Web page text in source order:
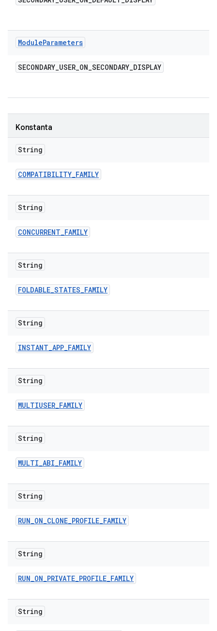
ModuleParameters
SECONDARY_USER_ON_SECONDARY_DISPLAY
Konstanta
String
COMPATIBILITY_FAMILY
String
CONCURRENT_FAMILY
String
FOLDABLE_STATES_FAMILY
String
INSTANT_APP_FAMILY
String
MULTIUSER_FAMILY
String
MULTI_ABI_FAMILY
String
RUN_ON_CLONE_PROFILE_FAMILY
String
RUN_ON_PRIVATE_PROFILE_FAMILY
String